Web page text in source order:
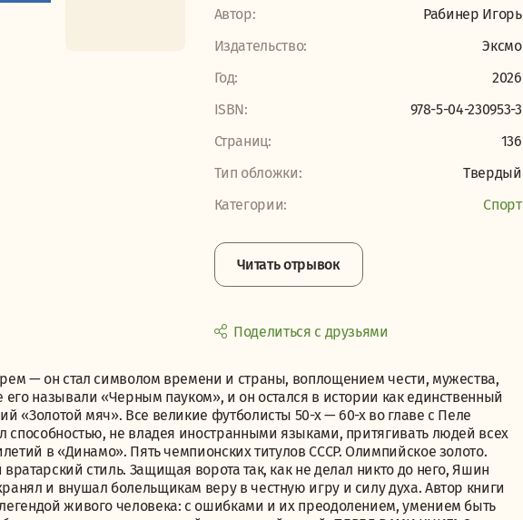
Автор:
Рабинер Игорь
Издательство:
Эксмо
Год:
2026
ISBN:
978-5-04-230953-3
Страниц:
136
Тип обложки:
Твердый
Категории:
Спорт
Читать отрывок
Поделиться с друзьями
— он стал символом времени и страны, воплощением чести, мужества,
называли «Черным пауком», и он остался в истории как единственный
«Золотой мяч». Все великие футболисты 50-х — 60-х во главе с Пеле
способностью, не владея иностранными языками, притягивать людей всех
в «Динамо». Пять чемпионских титулов СССР. Олимпийское золото.
стиль. Защищая ворота так, как не делал никто до него, Яшин
и внушал болельщикам веру в честную игру и силу духа. Автор книги
живого человека: с ошибками и их преодолением, умением быть